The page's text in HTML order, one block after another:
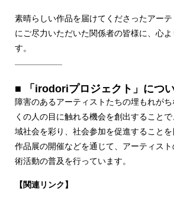
素晴らしい作品を届けてくださったアー
にご尽力いただいた関係者の皆様に、心
す。
■ 「irodoriプロジェクト」につ
障害のあるアーティストたちの埋もれが
くの人の目に触れる機会を創出すること
域社会を彩り、社会参加を促進することを
作品展の開催などを通じて、アーティス
術活動の普及を行っています。
【関連リンク】